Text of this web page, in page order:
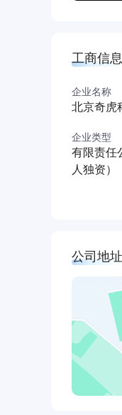
工商信息
企业名称
北京奇虎
企业类型
有限责任
人独资）
公司地址